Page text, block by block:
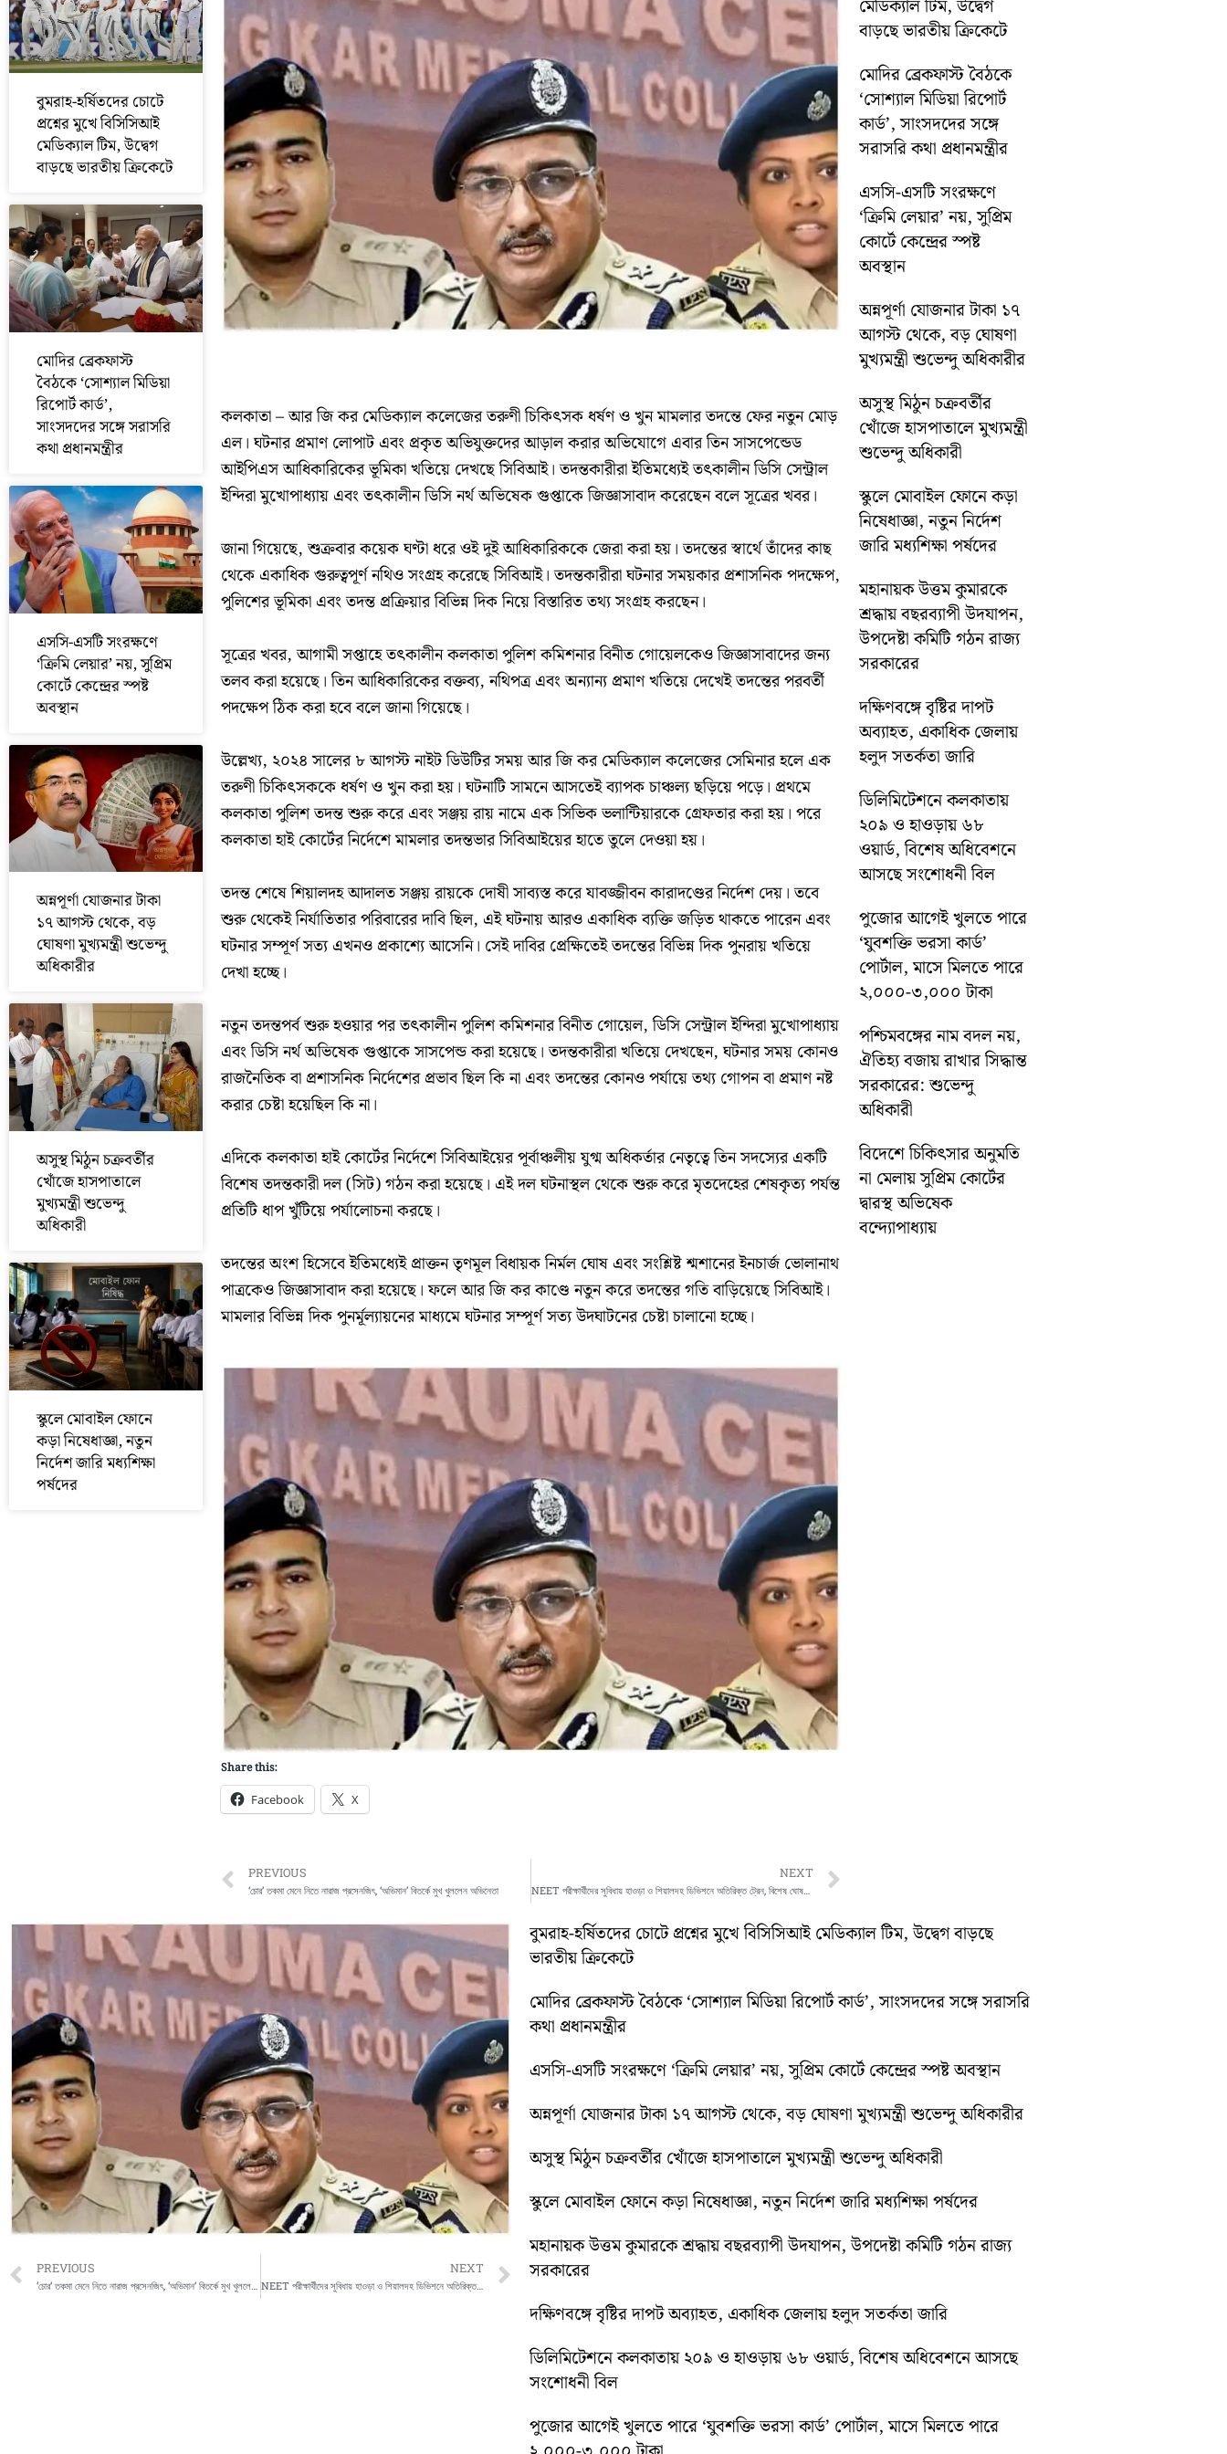
বুমরাহ-হর্ষিতদের চোটে
প্রশ্নের মুখে বিসিসিআই
মেডিক্যাল টিম, উদ্বেগ
বাড়ছে ভারতীয় ক্রিকেটে
মোদির ব্রেকফাস্ট
বৈঠকে ‘সোশ্যাল মিডিয়া
রিপোর্ট কার্ড’,
সাংসদদের সঙ্গে সরাসরি
কথা প্রধানমন্ত্রীর
এসসি-এসটি সংরক্ষণে
‘ক্রিমি লেয়ার’ নয়, সুপ্রিম
কোর্টে কেন্দ্রের স্পষ্ট
অবস্থান
অন্নপূর্ণা যোজনার টাকা
১৭ আগস্ট থেকে, বড়
ঘোষণা মুখ্যমন্ত্রী শুভেন্দু
অধিকারীর
অসুস্থ মিঠুন চক্রবর্তীর
খোঁজে হাসপাতালে
মুখ্যমন্ত্রী শুভেন্দু
অধিকারী
স্কুলে মোবাইল ফোনে
কড়া নিষেধাজ্ঞা, নতুন
নির্দেশ জারি মধ্যশিক্ষা
পর্ষদের
কলকাতা – আর জি কর মেডিক্যাল কলেজের তরুণী চিকিৎসক ধর্ষণ ও খুন মামলার তদন্তে ফের নতুন মোড়
এল। ঘটনার প্রমাণ লোপাট এবং প্রকৃত অভিযুক্তদের আড়াল করার অভিযোগে এবার তিন সাসপেন্ডেড
আইপিএস আধিকারিকের ভূমিকা খতিয়ে দেখছে সিবিআই। তদন্তকারীরা ইতিমধ্যেই তৎকালীন ডিসি সেন্ট্রাল
ইন্দিরা মুখোপাধ্যায় এবং তৎকালীন ডিসি নর্থ অভিষেক গুপ্তাকে জিজ্ঞাসাবাদ করেছেন বলে সূত্রের খবর।
জানা গিয়েছে, শুক্রবার কয়েক ঘণ্টা ধরে ওই দুই আধিকারিককে জেরা করা হয়। তদন্তের স্বার্থে তাঁদের কাছ
থেকে একাধিক গুরুত্বপূর্ণ নথিও সংগ্রহ করেছে সিবিআই। তদন্তকারীরা ঘটনার সময়কার প্রশাসনিক পদক্ষেপ,
পুলিশের ভূমিকা এবং তদন্ত প্রক্রিয়ার বিভিন্ন দিক নিয়ে বিস্তারিত তথ্য সংগ্রহ করছেন।
সূত্রের খবর, আগামী সপ্তাহে তৎকালীন কলকাতা পুলিশ কমিশনার বিনীত গোয়েলকেও জিজ্ঞাসাবাদের জন্য
তলব করা হয়েছে। তিন আধিকারিকের বক্তব্য, নথিপত্র এবং অন্যান্য প্রমাণ খতিয়ে দেখেই তদন্তের পরবর্তী
পদক্ষেপ ঠিক করা হবে বলে জানা গিয়েছে।
উল্লেখ্য, ২০২৪ সালের ৮ আগস্ট নাইট ডিউটির সময় আর জি কর মেডিক্যাল কলেজের সেমিনার হলে এক
তরুণী চিকিৎসককে ধর্ষণ ও খুন করা হয়। ঘটনাটি সামনে আসতেই ব্যাপক চাঞ্চল্য ছড়িয়ে পড়ে। প্রথমে
কলকাতা পুলিশ তদন্ত শুরু করে এবং সঞ্জয় রায় নামে এক সিভিক ভলান্টিয়ারকে গ্রেফতার করা হয়। পরে
কলকাতা হাই কোর্টের নির্দেশে মামলার তদন্তভার সিবিআইয়ের হাতে তুলে দেওয়া হয়।
তদন্ত শেষে শিয়ালদহ আদালত সঞ্জয় রায়কে দোষী সাব্যস্ত করে যাবজ্জীবন কারাদণ্ডের নির্দেশ দেয়। তবে
শুরু থেকেই নির্যাতিতার পরিবারের দাবি ছিল, এই ঘটনায় আরও একাধিক ব্যক্তি জড়িত থাকতে পারেন এবং
ঘটনার সম্পূর্ণ সত্য এখনও প্রকাশ্যে আসেনি। সেই দাবির প্রেক্ষিতেই তদন্তের বিভিন্ন দিক পুনরায় খতিয়ে
দেখা হচ্ছে।
নতুন তদন্তপর্ব শুরু হওয়ার পর তৎকালীন পুলিশ কমিশনার বিনীত গোয়েল, ডিসি সেন্ট্রাল ইন্দিরা মুখোপাধ্যায়
এবং ডিসি নর্থ অভিষেক গুপ্তাকে সাসপেন্ড করা হয়েছে। তদন্তকারীরা খতিয়ে দেখছেন, ঘটনার সময় কোনও
রাজনৈতিক বা প্রশাসনিক নির্দেশের প্রভাব ছিল কি না এবং তদন্তের কোনও পর্যায়ে তথ্য গোপন বা প্রমাণ নষ্ট
করার চেষ্টা হয়েছিল কি না।
এদিকে কলকাতা হাই কোর্টের নির্দেশে সিবিআইয়ের পূর্বাঞ্চলীয় যুগ্ম অধিকর্তার নেতৃত্বে তিন সদস্যের একটি
বিশেষ তদন্তকারী দল (সিট) গঠন করা হয়েছে। এই দল ঘটনাস্থল থেকে শুরু করে মৃতদেহের শেষকৃত্য পর্যন্ত
প্রতিটি ধাপ খুঁটিয়ে পর্যালোচনা করছে।
তদন্তের অংশ হিসেবে ইতিমধ্যেই প্রাক্তন তৃণমূল বিধায়ক নির্মল ঘোষ এবং সংশ্লিষ্ট শ্মশানের ইনচার্জ ভোলানাথ
পাত্রকেও জিজ্ঞাসাবাদ করা হয়েছে। ফলে আর জি কর কাণ্ডে নতুন করে তদন্তের গতি বাড়িয়েছে সিবিআই।
মামলার বিভিন্ন দিক পুনর্মূল্যায়নের মাধ্যমে ঘটনার সম্পূর্ণ সত্য উদঘাটনের চেষ্টা চালানো হচ্ছে।
Share this:
Facebook X
Prev
PREVIOUS
‘চোর’ তকমা মেনে নিতে নারাজ প্রসেনজিৎ, ‘অভিমান’ বিতর্কে মুখ খুললেন অভিনেতা
NEXT
মেডিক্যাল টিম, উদ্বেগ
বাড়ছে ভারতীয় ক্রিকেটে
মোদির ব্রেকফাস্ট বৈঠকে
‘সোশ্যাল মিডিয়া রিপোর্ট
কার্ড’, সাংসদদের সঙ্গে
সরাসরি কথা প্রধানমন্ত্রীর
এসসি-এসটি সংরক্ষণে
‘ক্রিমি লেয়ার’ নয়, সুপ্রিম
কোর্টে কেন্দ্রের স্পষ্ট
অবস্থান
অন্নপূর্ণা যোজনার টাকা ১৭
আগস্ট থেকে, বড় ঘোষণা
মুখ্যমন্ত্রী শুভেন্দু অধিকারীর
অসুস্থ মিঠুন চক্রবর্তীর
খোঁজে হাসপাতালে মুখ্যমন্ত্রী
শুভেন্দু অধিকারী
স্কুলে মোবাইল ফোনে কড়া
নিষেধাজ্ঞা, নতুন নির্দেশ
জারি মধ্যশিক্ষা পর্ষদের
মহানায়ক উত্তম কুমারকে
শ্রদ্ধায় বছরব্যাপী উদযাপন,
উপদেষ্টা কমিটি গঠন রাজ্য
সরকারের
দক্ষিণবঙ্গে বৃষ্টির দাপট
অব্যাহত, একাধিক জেলায়
হলুদ সতর্কতা জারি
ডিলিমিটেশনে কলকাতায়
২০৯ ও হাওড়ায় ৬৮
ওয়ার্ড, বিশেষ অধিবেশনে
আসছে সংশোধনী বিল
পুজোর আগেই খুলতে পারে
‘যুবশক্তি ভরসা কার্ড’
পোর্টাল, মাসে মিলতে পারে
২,০০০-৩,০০০ টাকা
পশ্চিমবঙ্গের নাম বদল নয়,
ঐতিহ্য বজায় রাখার সিদ্ধান্ত
সরকারের: শুভেন্দু
অধিকারী
বিদেশে চিকিৎসার অনুমতি
না মেলায় সুপ্রিম কোর্টের
দ্বারস্থ অভিষেক
বন্দ্যোপাধ্যায়
Prev
PREVIOUS NEXT
NEET পরীক্ষার্থীদের সুবিধায় হাওড়া ও শিয়ালদহ ডিভিশনে অতিরিক্ত ট্রেন, বিশেষ ঘোষণা পূর্ব রেলের Next
বুমরাহ-হর্ষিতদের চোটে প্রশ্নের মুখে বিসিসিআই মেডিক্যাল টিম, উদ্বেগ বাড়ছে
ভারতীয় ক্রিকেটে
মোদির ব্রেকফাস্ট বৈঠকে ‘সোশ্যাল মিডিয়া রিপোর্ট কার্ড’, সাংসদদের সঙ্গে সরাসরি
কথা প্রধানমন্ত্রীর
এসসি-এসটি সংরক্ষণে ‘ক্রিমি লেয়ার’ নয়, সুপ্রিম কোর্টে কেন্দ্রের স্পষ্ট অবস্থান
অন্নপূর্ণা যোজনার টাকা ১৭ আগস্ট থেকে, বড় ঘোষণা মুখ্যমন্ত্রী শুভেন্দু অধিকারীর
অসুস্থ মিঠুন চক্রবর্তীর খোঁজে হাসপাতালে মুখ্যমন্ত্রী শুভেন্দু অধিকারী
স্কুলে মোবাইল ফোনে কড়া নিষেধাজ্ঞা, নতুন নির্দেশ জারি মধ্যশিক্ষা পর্ষদের
মহানায়ক উত্তম কুমারকে শ্রদ্ধায় বছরব্যাপী উদযাপন, উপদেষ্টা কমিটি গঠন রাজ্য
সরকারের
দক্ষিণবঙ্গে বৃষ্টির দাপট অব্যাহত, একাধিক জেলায় হলুদ সতর্কতা জারি
ডিলিমিটেশনে কলকাতায় ২০৯ ও হাওড়ায় ৬৮ ওয়ার্ড, বিশেষ অধিবেশনে আসছে
সংশোধনী বিল
পুজোর আগেই খুলতে পারে ‘যুবশক্তি ভরসা কার্ড’ পোর্টাল, মাসে মিলতে পারে